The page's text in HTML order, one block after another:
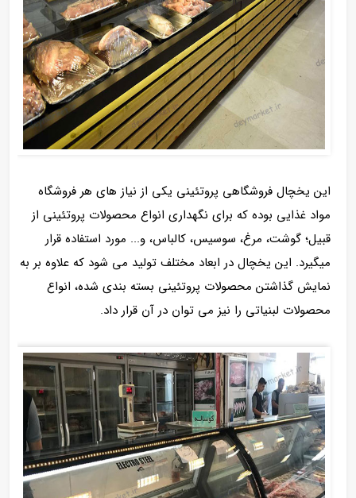
این یخچال فروشگاهی پروتئینی یکی از نیاز های هر فروشگاه
مواد غذایی بوده که برای نگهداری انواع محصولات پروتئینی از
قبیل؛ گوشت، مرغ، سوسیس، کالباس، و... مورد استفاده قرار
میگیرد. این یخچال در ابعاد مختلف تولید می شود که علاوه بر به
نمایش گذاشتن محصولات پروتئینی بسته بندی شده، انواع
محصولات لبنیاتی را نیز می توان در آن قرار داد.